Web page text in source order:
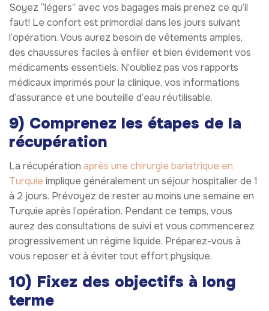
Soyez “légers” avec vos bagages mais prenez ce qu’il
faut! Le confort est primordial dans les jours suivant
l’opération. Vous aurez besoin de vêtements amples,
des chaussures faciles à enfiler et bien évidement vos
médicaments essentiels. N’oubliez pas vos rapports
médicaux imprimés pour la clinique, vos informations
d’assurance et une bouteille d’eau réutilisable.
9) Comprenez les étapes de la
récupération
La récupération après une chirurgie bariatrique en
Turquie implique généralement un séjour hospitalier de 1
à 2 jours. Prévoyez de rester au moins une semaine en
Turquie après l’opération. Pendant ce temps, vous
aurez des consultations de suivi et vous commencerez
progressivement un régime liquide. Préparez-vous à
vous reposer et à éviter tout effort physique.
10) Fixez des objectifs à long
terme